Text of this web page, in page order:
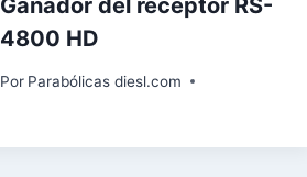
Ganador del receptor RS-
4800 HD
Por Parabólicas diesl.com